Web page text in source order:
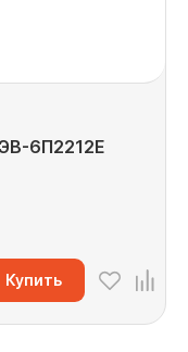
6П2212Е
Купить